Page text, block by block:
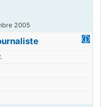
2005